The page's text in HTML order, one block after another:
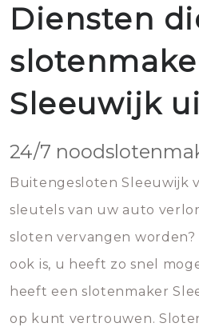
Diensten
Sleeuwijk
24/7
Buitengesloten Sleeuwijk
sleutels van uw auto
sloten vervangen
ook is, u heeft zo snel
heeft een slotenmaker
op kunt vertrouwen.